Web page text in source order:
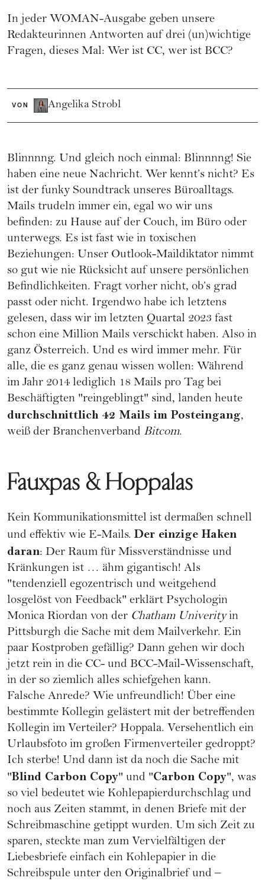
In jeder WOMAN-Ausgabe geben unsere
Redakteurinnen Antworten auf drei (un)wichtige
Fragen, dieses Mal: Wer ist CC, wer ist BCC?
VON Angelika Strobl
Blinnnng. Und gleich noch einmal: Blinnnng! Sie
haben eine neue Nachricht. Wer kennt’s nicht? Es
ist der funky Soundtrack unseres Büroalltags.
Mails trudeln immer ein, egal wo wir uns
befinden: zu Hause auf der Couch, im Büro oder
unterwegs. Es ist fast wie in toxischen
Beziehungen: Unser Outlook-Maildiktator nimmt
so gut wie nie Rücksicht auf unsere persönlichen
Befindlichkeiten. Fragt vorher nicht, ob’s grad
passt oder nicht. Irgendwo habe ich letztens
gelesen, dass wir im letzten Quartal 2023 fast
schon eine Million Mails verschickt haben. Also in
ganz Österreich. Und es wird immer mehr. Für
alle, die es ganz genau wissen wollen: Während
im Jahr 2014 lediglich 18 Mails pro Tag bei
Beschäftigten "reingeblingt" sind, landen heute
durchschnittlich 42 Mails im Posteingang,
weiß der Branchenverband Bitcom.
Fauxpas & Hoppalas
Kein Kommunikationsmittel ist dermaßen schnell
und effektiv wie E-Mails.Der einzige Haken
daran: Der Raum für Missverständnisse und
Kränkungen ist … ähm gigantisch! Als
"tendenziell egozentrisch und weitgehend
losgelöst von Feedback" erklärt Psychologin
Monica Riordan von der Chatham Univerityin
Pittsburgh die Sache mit dem Mailverkehr. Ein
paar Kostproben gefällig? Dann gehen wir doch
jetzt rein in die CC- und BCC-Mail-Wissenschaft,
in der so ziemlich alles schiefgehen kann.
Falsche Anrede? Wie unfreundlich! Über eine
bestimmte Kollegin gelästert mit der betreffenden
Kollegin im Verteiler? Hoppala. Versehentlich ein
Urlaubsfoto im großen Firmenverteiler gedroppt?
Ich sterbe! Und dann ist da noch die Sache mit
"Blind Carbon Copy" und "Carbon Copy", was
so viel bedeutet wie Kohlepapierdurchschlag und
noch aus Zeiten stammt, in denen Briefe mit der
Schreibmaschine getippt wurden. Um sich Zeit zu
sparen, steckte man zum Vervielfältigen der
Liebesbriefe einfach ein Kohlepapier in die
Schreibspule unter den Originalbrief und –